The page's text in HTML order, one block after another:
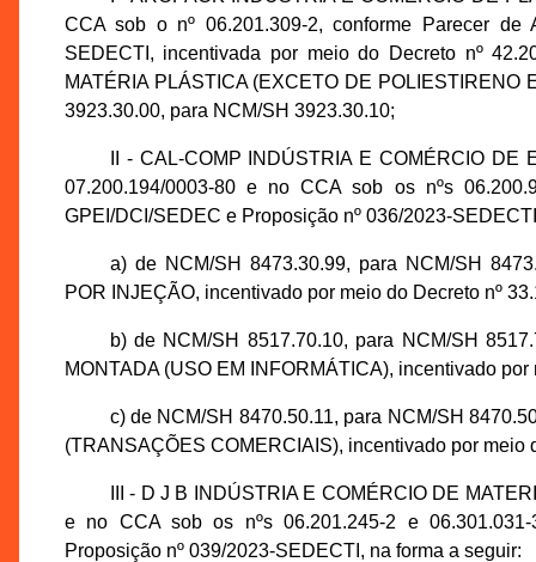
CCA sob o nº 06.201.309-2, conforme Parecer de
SEDECTI, incentivada por meio do Decreto nº
MATÉRIA PLÁSTICA (EXCETO DE
3923.30.00, para NCM/SH 3923.30.10;
II - CAL-COMP INDÚSTRIA E COMÉRCIO
07.200.194/0003-80 e no CCA sob os nºs
GPEI/DCI/SEDEC e Proposição nº 036/2023-
a) de NCM/SH 8473.30.99, para NCM/SH
POR INJEÇÃO, incentivado por meio do Decreto nº
b) de NCM/SH 8517.70.10, para NCM/SH
MONTADA (USO EM INFORMÁTICA), incentivado
c) de NCM/SH 8470.50.11, para NCM/SH
(TRANSAÇÕES COMERCIAIS), incentivado por meio
III - D J B INDÚSTRIA E COMÉRCIO DE
e no CCA sob os nºs 06.201.245-2 e
Proposição nº 039/2023-SEDECTI, na forma a seguir: